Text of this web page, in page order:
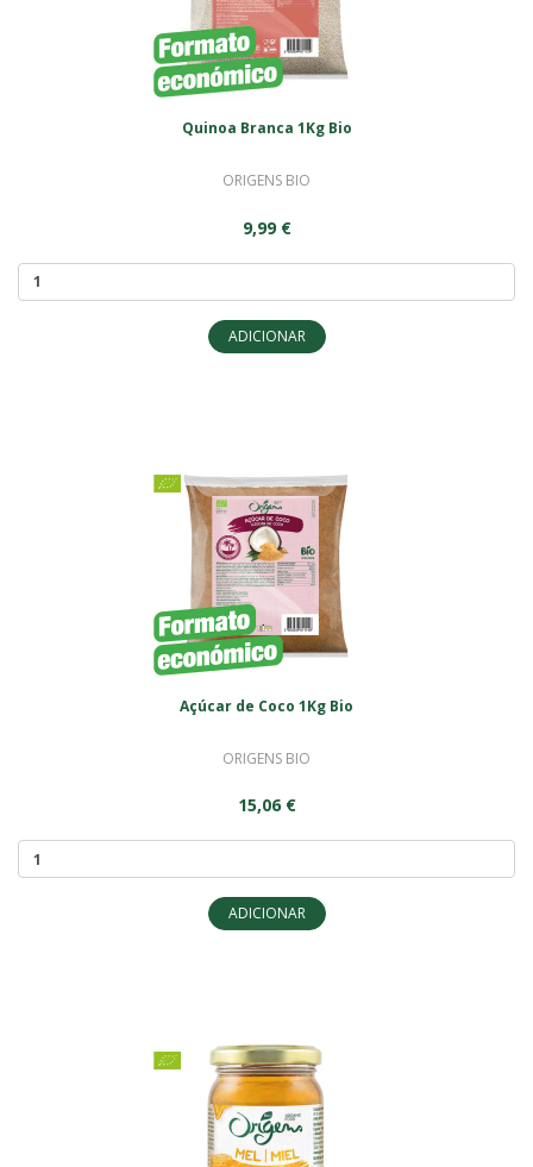
Quinoa Branca 1Kg Bio
ORIGENS BIO
9,99 €
ADICIONAR
Açúcar de Coco 1Kg Bio
ORIGENS BIO
15,06 €
ADICIONAR